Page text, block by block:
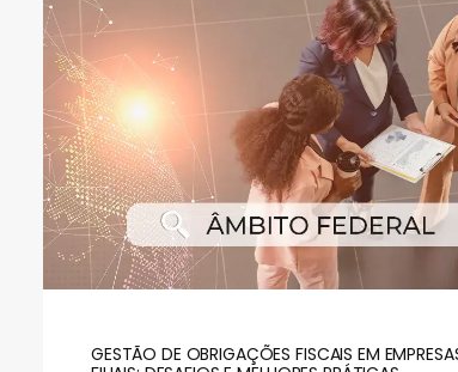
GESTÃO DE OBRIGAÇÕES FISCAIS EM